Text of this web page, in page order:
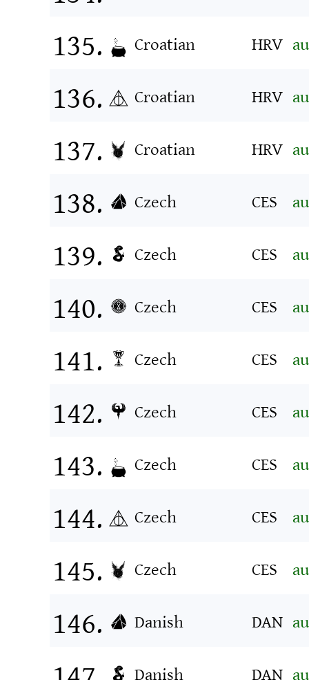
Croatian
HRV
Croatian
HRV
Croatian
HRV
Czech
CES
Czech
CES
Czech
CES
Czech
CES
Czech
CES
Czech
CES
Czech
CES
Czech
CES
Danish
DAN
Danish
DAN